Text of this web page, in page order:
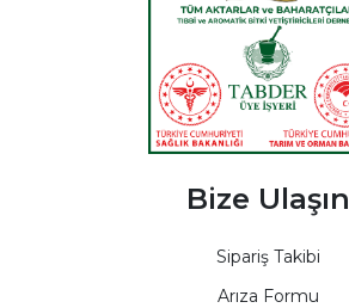
Bize Ulaşın
Sipariş Takibi
Arıza Formu